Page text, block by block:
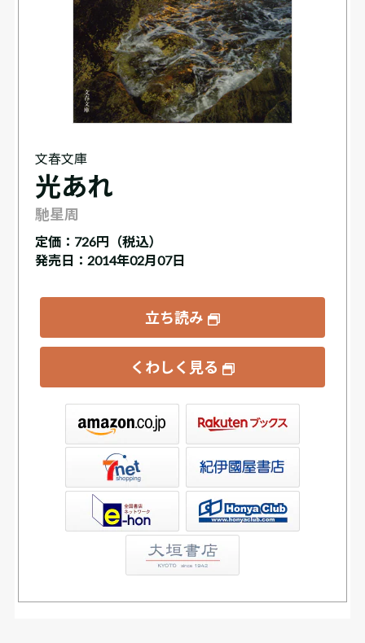
文春文庫
光あれ
馳星周
定価： 726円（税込）
発売日：2014年02月07日
立ち読み
くわしく見る
書店ウェブストア